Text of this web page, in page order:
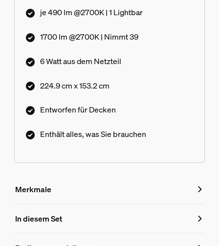
je 490 lm @2700K | 1 Lightbar
1700 lm @2700K | Nimmt 39
6 Watt aus dem Netzteil
224.9 cm x 153.2 cm
Entworfen für Decken
Enthält alles, was Sie brauchen
Merkmale
Merkmale
In diesem Set